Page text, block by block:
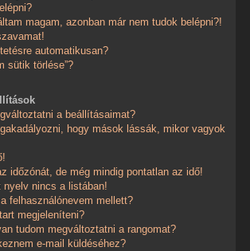
magam, azonban már nem tudok belépni?!
automatikusan?
sütik törlése”?
a beállításaimat?
hogy mások lássák, mikor vagyok
időzónát, de még mindig pontatlan az idő!
nincs a listában!
felhasználónevem mellett?
megjeleníteni?
tudom megváltoztatni a rangomat?
e-mail küldéséhez?